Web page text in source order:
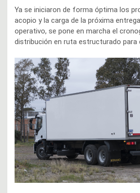
Ya se iniciaron de forma óptima los
acopio y la carga de la próxima
operativo, se pone en marcha el
distribución en ruta estructurado para